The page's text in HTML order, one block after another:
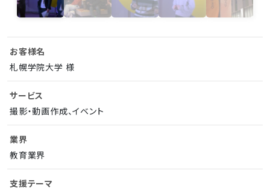
お客様名
札幌学院大学 様
サービス
撮影・動画作成、イベント
業界
教育業界
支援テーマ